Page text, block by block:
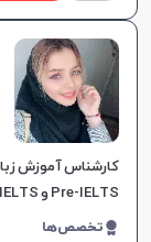
می‌دهد.
تخصص‌ها